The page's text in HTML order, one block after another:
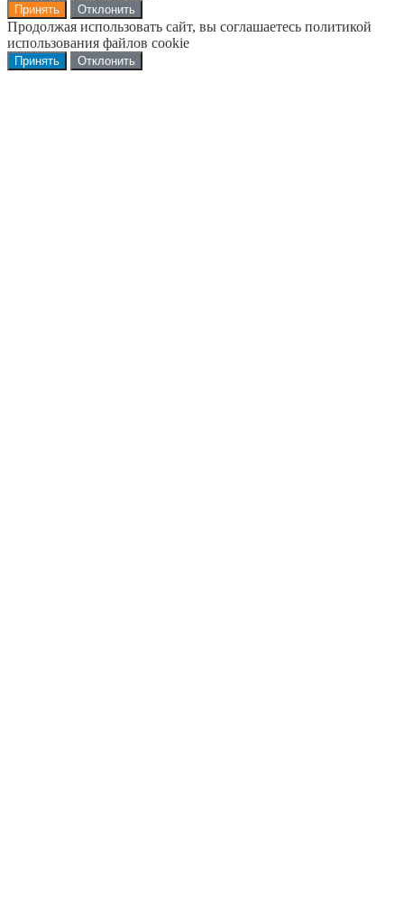
Принять Отклонить
Продолжая использовать сайт, вы соглашаетесь политикой
использования файлов cookie
Принять Отклонить